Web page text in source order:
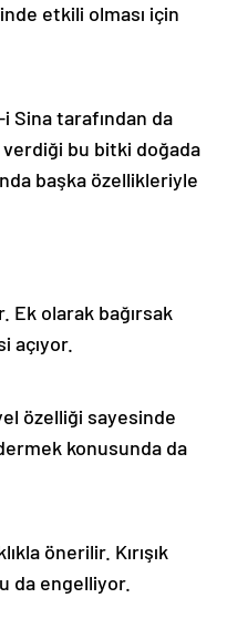
etkili olması için
Sina tarafından da
verdiği bu bitki doğada
başka özellikleriyle
Ek olarak bağırsak
açıyor.
özelliği sayesinde
konusunda da
önerilir. Kırışık
da engelliyor.